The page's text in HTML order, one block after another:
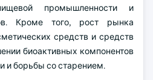
промышленности и
Кроме того, рост рынка
средств и средств
биоактивных компонентов
и борьбы со старением.